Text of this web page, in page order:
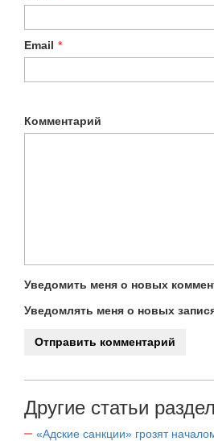
Email *
Комментарий
Уведомить меня о новых
Уведомлять меня о новых
Другие статьи
«Адские санкции» грозят